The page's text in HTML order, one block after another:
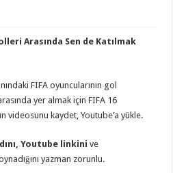
Arasında Sen de Katılmak
FIFA oyuncularının gol
yer almak için FIFA 16
videosunu kaydet, Youtube’a yükle.
Youtube linkini ve
yazman zorunlu.